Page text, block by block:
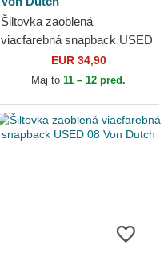
Šiltovka zaoblená
viacfarebná snapback USED
07 Von DutchEUR 34,90
Maj to 11 – 12 pred.